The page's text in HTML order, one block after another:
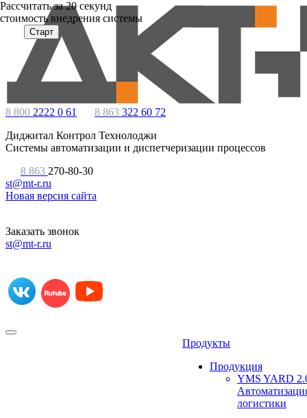
8 800 2222 0 61 8 863 322 60 72
Диджитал Контрол Технолоджи
Системы автоматизации и диспетчеризации процессов
8 863 270-80-30
st@mt-r.ru
Новая версия сайта
Заказать звонок
st@mt-r.ru
Продукты
Продукция
YMS YARD
логистики
Расcчитать за 20 секунд
стоимость внедрения системы
Старт